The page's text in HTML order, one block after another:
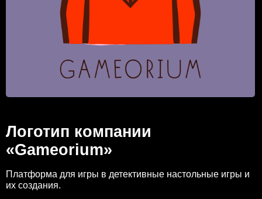
Логотип компании
«Gameorium»
Платформа для игры в детективные настольные игры и
их создания.